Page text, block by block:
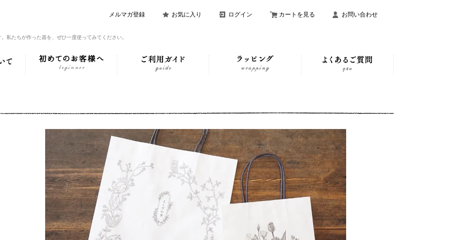
メルマガ登録 お気に入り ログイン カートを見る お問い合わせ
私たちが作った器を、ぜひ一度使ってみてください。